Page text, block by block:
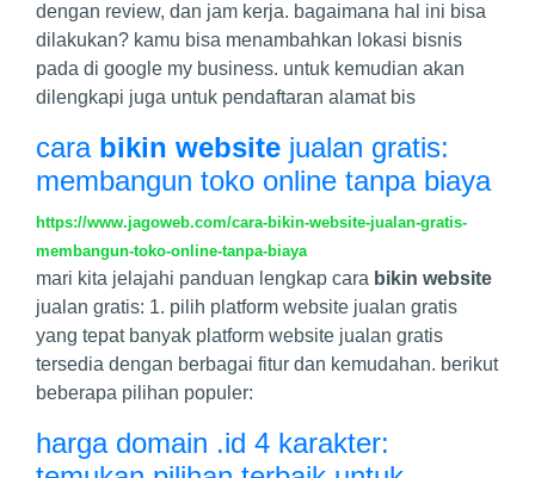
dengan review, dan jam kerja. bagaimana hal ini bisa
dilakukan? kamu bisa menambahkan lokasi bisnis
pada di google my business. untuk kemudian akan
dilengkapi juga untuk pendaftaran alamat bis
cara bikin website jualan gratis:
membangun toko online tanpa biaya
https://www.jagoweb.com/cara-bikin-website-jualan-gratis-
membangun-toko-online-tanpa-biaya
mari kita jelajahi panduan lengkap cara bikin website
jualan gratis: 1. pilih platform website jualan gratis
yang tepat banyak platform website jualan gratis
tersedia dengan berbagai fitur dan kemudahan. berikut
beberapa pilihan populer:
harga domain .id 4 karakter: